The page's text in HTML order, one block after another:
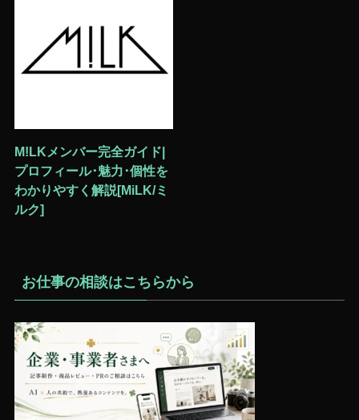
M!LKメンバー完全ガイド|
プロフィール･魅力･個性を
わかりやすく解説[MiLK/ミ
ルク]
お仕事の相談はこちらから